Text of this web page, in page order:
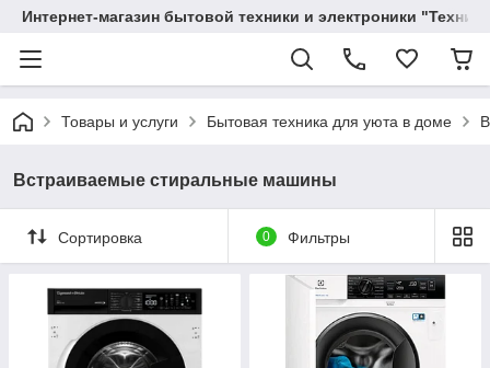
Интернет-магазин бытовой техники и электроники
Товары и услуги Бытовая техника для уюта в доме
Встраиваемые стиральные машины
Сортировка 0 Фильтры